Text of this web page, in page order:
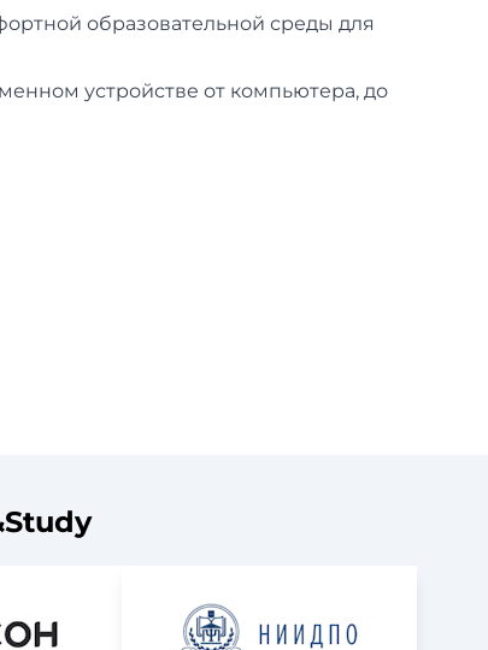
образовательной среды для
устройстве от компьютера, до